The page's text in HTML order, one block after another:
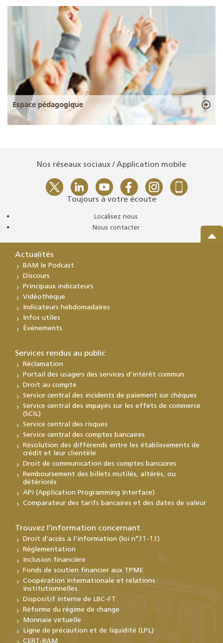
Espace pédagogique
Nos réseaux sociaux / Application mobile
Toujours à votre écoute
Localisez nous
Nous contacter
Actualités
BAM le Podcast
Discours
Principaux indicateurs
Vidéothèque
Indicateurs hebdomadaires
Infos utiles
Événements
Services rendus au public
Réclamation
Portail des usagers des services d’intérêt commun
Droit au compte
Service central des incidents de paiement sur chèques
Service central des impayés sur les effets de commerce
(SCIL)
Service central des risques
Service central des comptes bancaires
Résolution des différends entre les établissements de
crédit et leur clientèle
Droit de communication des comptes bancaires
Remboursement des billets mutilés, altérés, ou
détériorés
API (Application Programming Interface)
Comparateur des tarifs bancaires et des dates de valeur
Trouvez l’information concernant
Droit d’accès à l’information (loi n°31-13)
Réglementation
Inclusion financière
Fonds de soutien financier aux TPME
Coopération internationale et relations
institutionnelles
Dispositif interne de LBC-FT
Réforme du régime de change
Monnaie virtuelle
Ligne de précaution et de liquidité (LPL)
CERT-BAM